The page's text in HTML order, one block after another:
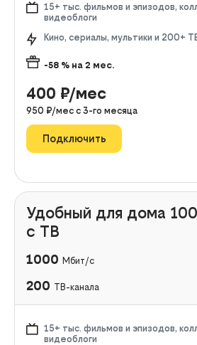
15+ тыс. фильмов и эпизодов,
видеоблоги
Кино, сериалы, мультики и 200+
-58 % на 2 мес.
400 ₽/мес
950 ₽/мес с 3-го месяца
Подключить
Удобный для дома
с ТВ
1000 Мбит/с
200 ТВ-канала
15+ тыс. фильмов и эпизодов,
видеоблоги